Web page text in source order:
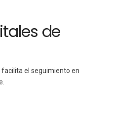
de
facilita el seguimiento en